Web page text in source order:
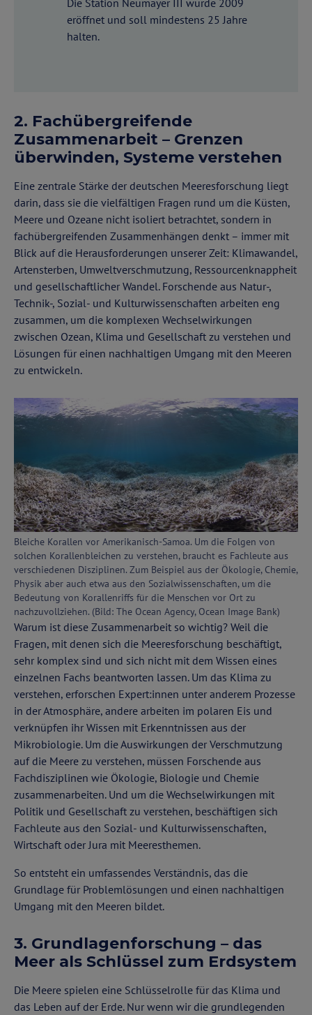
eröffnet und soll mindestens 25 Jahre
halten.
2. Fachübergreifende
Zusammenarbeit – Grenzen
überwinden, Systeme verstehen
Eine zentrale Stärke der deutschen Meeresforschung liegt
darin, dass sie die vielfältigen Fragen rund um die Küsten,
Meere und Ozeane nicht isoliert betrachtet, sondern in
fachübergreifenden Zusammenhängen denkt – immer mit
Blick auf die Herausforderungen unserer Zeit: Klimawandel,
Artensterben, Umweltverschmutzung, Ressourcenknappheit
und gesellschaftlicher Wandel. Forschende aus Natur-,
Technik-, Sozial- und Kulturwissenschaften arbeiten eng
zusammen, um die komplexen Wechselwirkungen
zwischen Ozean, Klima und Gesellschaft zu verstehen und
Lösungen für einen nachhaltigen Umgang mit den Meeren
zu entwickeln.
Bleiche Korallen vor Amerikanisch-Samoa. Um die Folgen von
solchen Korallenbleichen zu verstehen, braucht es Fachleute aus
verschiedenen Disziplinen. Zum Beispiel aus der Ökologie, Chemie,
Physik aber auch etwa aus den Sozialwissenschaften, um die
Bedeutung von Korallenriffs für die Menschen vor Ort zu
nachzuvollziehen. (Bild: The Ocean Agency, Ocean Image Bank)
Warum ist diese Zusammenarbeit so wichtig? Weil die
Fragen, mit denen sich die Meeresforschung beschäftigt,
sehr komplex sind und sich nicht mit dem Wissen eines
einzelnen Fachs beantworten lassen. Um das Klima zu
verstehen, erforschen Expert:innen unter anderem Prozesse
in der Atmosphäre, andere arbeiten im polaren Eis und
verknüpfen ihr Wissen mit Erkenntnissen aus der
Mikrobiologie. Um die Auswirkungen der Verschmutzung
auf die Meere zu verstehen, müssen Forschende aus
Fachdisziplinen wie Ökologie, Biologie und Chemie
zusammenarbeiten. Und um die Wechselwirkungen mit
Politik und Gesellschaft zu verstehen, beschäftigen sich
Fachleute aus den Sozial- und Kulturwissenschaften,
Wirtschaft oder Jura mit Meeresthemen.
So entsteht ein umfassendes Verständnis, das die
Grundlage für Problemlösungen und einen nachhaltigen
Umgang mit den Meeren bildet.
3. Grundlagenforschung – das
Meer als Schlüssel zum Erdsystem
Die Meere spielen eine Schlüsselrolle für das Klima und
das Leben auf der Erde. Nur wenn wir die grundlegenden